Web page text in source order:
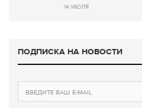
14 ИЮЛЯ
ПОДПИСКА НА НОВОСТИ